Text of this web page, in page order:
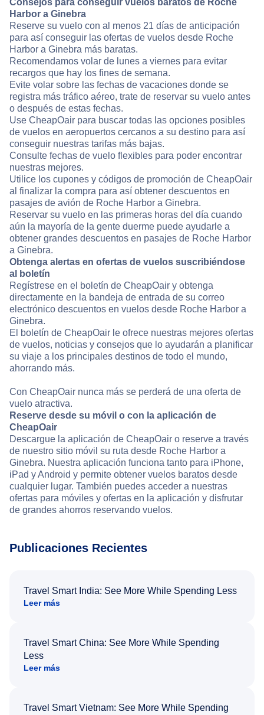
Consejos para conseguir vuelos baratos de Roche
Harbor a Ginebra
Reserve su vuelo con al menos 21 días de anticipación
para así conseguir las ofertas de vuelos desde Roche
Harbor a Ginebra más baratas.
Recomendamos volar de lunes a viernes para evitar
recargos que hay los fines de semana.
Evite volar sobre las fechas de vacaciones donde se
registra más tráfico aéreo, trate de reservar su vuelo antes
o después de estas fechas.
Use CheapOair para buscar todas las opciones posibles
de vuelos en aeropuertos cercanos a su destino para así
conseguir nuestras tarifas más bajas.
Consulte fechas de vuelo flexibles para poder encontrar
nuestras mejores.
Utilice los cupones y códigos de promoción de CheapOair
al finalizar la compra para así obtener descuentos en
pasajes de avión de Roche Harbor a Ginebra.
Reservar su vuelo en las primeras horas del día cuando
aún la mayoría de la gente duerme puede ayudarle a
obtener grandes descuentos en pasajes de Roche Harbor
a Ginebra.
Obtenga alertas en ofertas de vuelos suscribiéndose
al boletín
Regístrese en el boletín de CheapOair y obtenga
directamente en la bandeja de entrada de su correo
electrónico descuentos en vuelos desde Roche Harbor a
Ginebra.
El boletín de CheapOair le ofrece nuestras mejores ofertas
de vuelos, noticias y consejos que lo ayudarán a planificar
su viaje a los principales destinos de todo el mundo,
ahorrando más.
Con CheapOair nunca más se perderá de una oferta de
vuelo atractiva.
Reserve desde su móvil o con la aplicación de
CheapOair
Descargue la aplicación de CheapOair o reserve a través
de nuestro sitio móvil su ruta desde Roche Harbor a
Ginebra. Nuestra aplicación funciona tanto para iPhone,
iPad y Android y permite obtener vuelos baratos desde
cualquier lugar. También puedes acceder a nuestras
ofertas para móviles y ofertas en la aplicación y disfrutar
de grandes ahorros reservando vuelos.
Publicaciones Recientes
Travel Smart India: See More While Spending Less
Leer más
Travel Smart China: See More While Spending
Less
Leer más
Travel Smart Vietnam: See More While Spending